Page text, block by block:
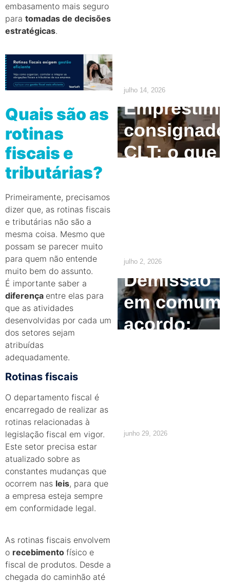
embasamento mais seguro
para tomadas de decisões
estratégicas.
Quais são as
rotinas
fiscais e
tributárias?
Primeiramente, precisamos
dizer que, as rotinas fiscais
e tributárias não são a
mesma coisa. Mesmo que
possam se parecer muito
para quem não entende
muito bem do assunto.
É importante saber a
diferença entre elas para
que as atividades
desenvolvidas por cada um
dos setores sejam
atribuídas
adequadamente.
Rotinas fiscais
O departamento fiscal é
encarregado de realizar as
rotinas relacionadas à
legislação fiscal em vigor.
Este setor precisa estar
atualizado sobre as
constantes mudanças que
ocorrem nas leis, para que
a empresa esteja sempre
em conformidade legal.
As rotinas fiscais envolvem
o recebimento físico e
fiscal de produtos. Desde a
chegada do caminhão até
julho 14, 2026
Empréstimo
consignado
CLT: o que
julho 2, 2026
Demissão
em comum
acordo:
junho 29, 2026